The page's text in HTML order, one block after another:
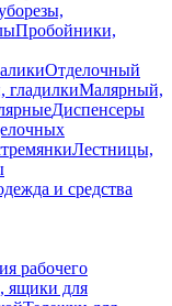
Пробойники,
Отделочный
гладилкиМалярный,
Диспенсеры
Лестницы,
и средства
рабочего
ящики для